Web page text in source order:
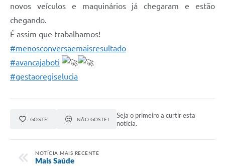
novos veículos e maquinários já chegaram e estão
chegando.
É assim que trabalhamos!
#menosconversaemaisresultado
#avancajaboti
#gestaoregiselucia
GOSTEI NÃO GOSTEI
Seja o primeiro a curtir esta
notícia.
NOTÍCIA MAIS RECENTE
Mais Saúde